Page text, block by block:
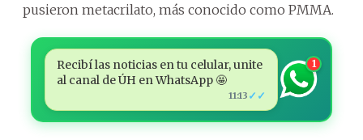
pusieron metacrilato, más conocido como PMMA.
Recibí las noticias en tu celular, unite
al canal de ÚH en WhatsApp 🤩
11:13 ✓✓
1